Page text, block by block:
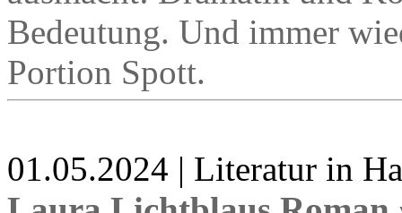
Bedeutung. Und immer
Portion Spott.
01.05.2024 | Literatur in